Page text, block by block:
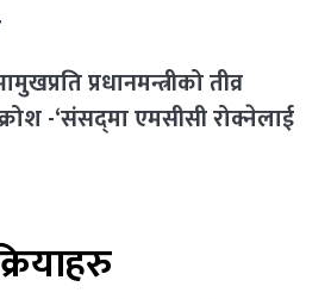
प्रधानमन्त्रीको तीव्र
-‘संसद्‍मा एमसीसी रोक्नेलाई